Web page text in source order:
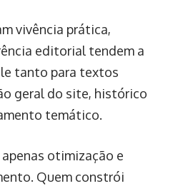
vivência prática,
editorial tendem a
tanto para textos
geral do site, histórico
temático.
otimização e
Quem constrói